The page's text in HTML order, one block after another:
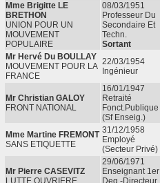
Mme Brigitte LE
BRETHON
UNION POUR UN
MOUVEMENT
POPULAIRE
08/03/1951
Professeur Du
Secondaire Et
Techn.
Sortant
Mr Hervé Du BOULLAY
MOUVEMENT POUR LA
FRANCE
22/03/1954
Ingénieur
Mr Christian GALOY
FRONT NATIONAL
16/01/1947
Retraité
Fonct.publique
(sf Enseig.)
Mme Martine FREMONT
SANS ETIQUETTE
31/12/1958
Employé
(secteur Privé)
Mr Pierre CASEVITZ
LUTTE OUVRIERE
29/06/1971
Enseignant 1er
Deg.-Directeur